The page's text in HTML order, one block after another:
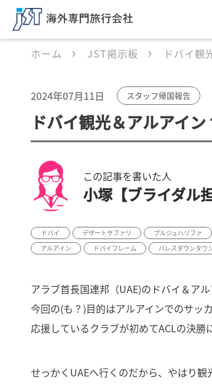
ホーム JST掲示板 ドバイ観
2024年07月11日 スタッフ帰国報告
ドバイ観光＆アルアイ
この記事を書いた人
小塚【ブライダル
ドバイ デザートサファリ ブルジュハリファ
アルアイン
ドバイフレーム パレスダウンタウ
アラブ首長国連邦（UAE)のドバイ＆ア
今回の(も？)目的はアルアインでのサッカ
応援しているクラブが初めてACLの決勝
せっかくUAEへ行くのだから、やはり観